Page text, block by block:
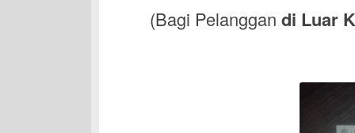
(Bagi Pelanggan di Luar